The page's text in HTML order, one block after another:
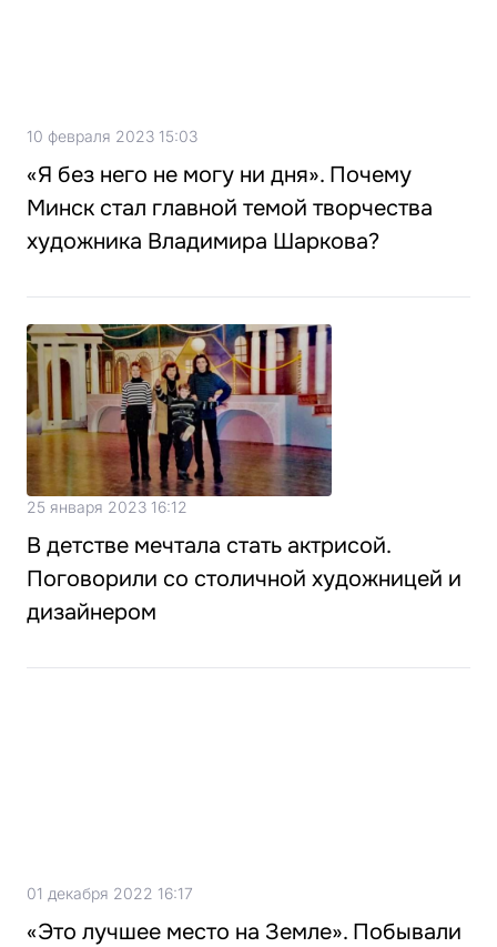
10 февраля 2023 15:03
«Я без него не могу ни дня». Почему
Минск стал главной темой творчества
художника Владимира Шаркова?
25 января 2023 16:12
В детстве мечтала стать актрисой.
Поговорили со столичной художницей и
дизайнером
01 декабря 2022 16:17
«Это лучшее место на Земле». Побывали